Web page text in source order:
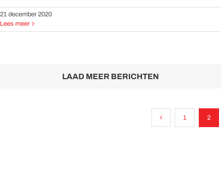
21 december 2020
Lees meer
LAAD MEER BERICHTEN
1 2